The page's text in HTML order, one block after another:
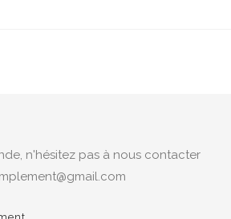
n'hésitez pas à nous contacter